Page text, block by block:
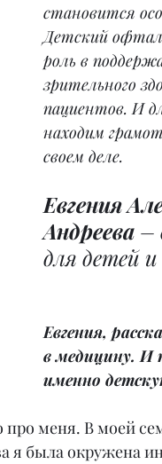
становится
Детский
роль в
зрительного
пациентов. И
находим
своем деле.
Евгения
Андреева –
для детей и
Евгения,
в медицину. И
именно
про меня. В моей
я была окружена